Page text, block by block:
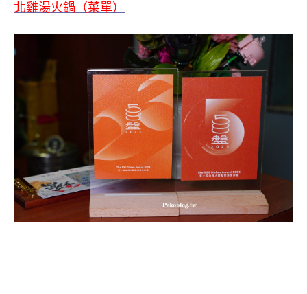
北雞湯火鍋（菜單）